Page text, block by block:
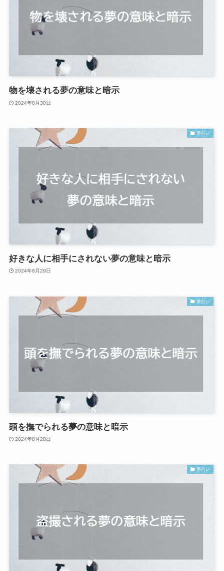
物を壊される夢の意味と暗示
2024年8月30日
夢占い
好きな人に相手にされない夢の意味と暗示
2024年8月29日
夢占い
頭を撫でられる夢の意味と暗示
2024年8月28日
夢占い